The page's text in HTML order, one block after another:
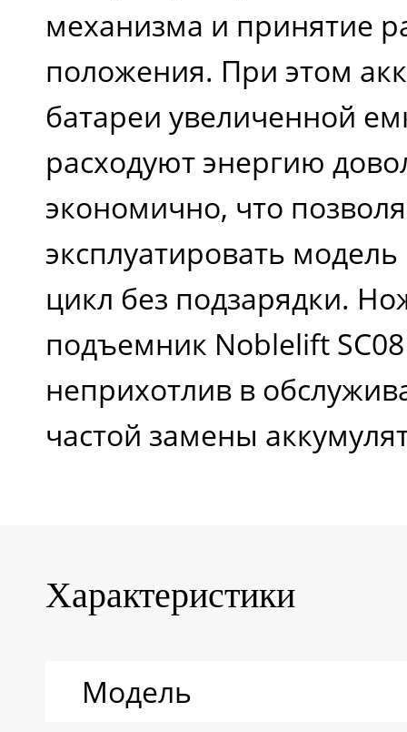
механизма и принятие
положения. При этом
батареи увеличенной
расходуют энергию
экономично, что
эксплуатировать
цикл без подзарядки.
подъемник Noblelift
неприхотлив в
частой замены
Характеристики
Модель